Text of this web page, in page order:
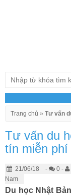
Trang chủ » Tư vấn
Tư vấn du
tín miễn phí
21/06/18 - 0 -
Nam
Du học Nhật